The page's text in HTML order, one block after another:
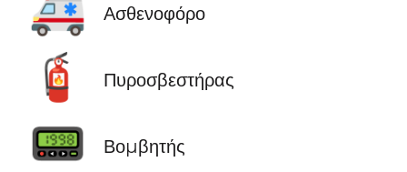
Ασθενοφόρο
🧯 Πυροσβεστήρας
📟 Βομβητής